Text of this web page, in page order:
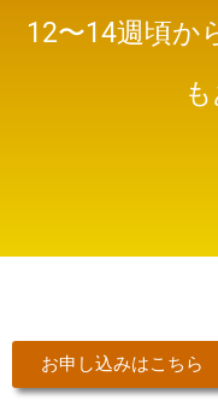
12〜14週頃か
お申し込みはこちら